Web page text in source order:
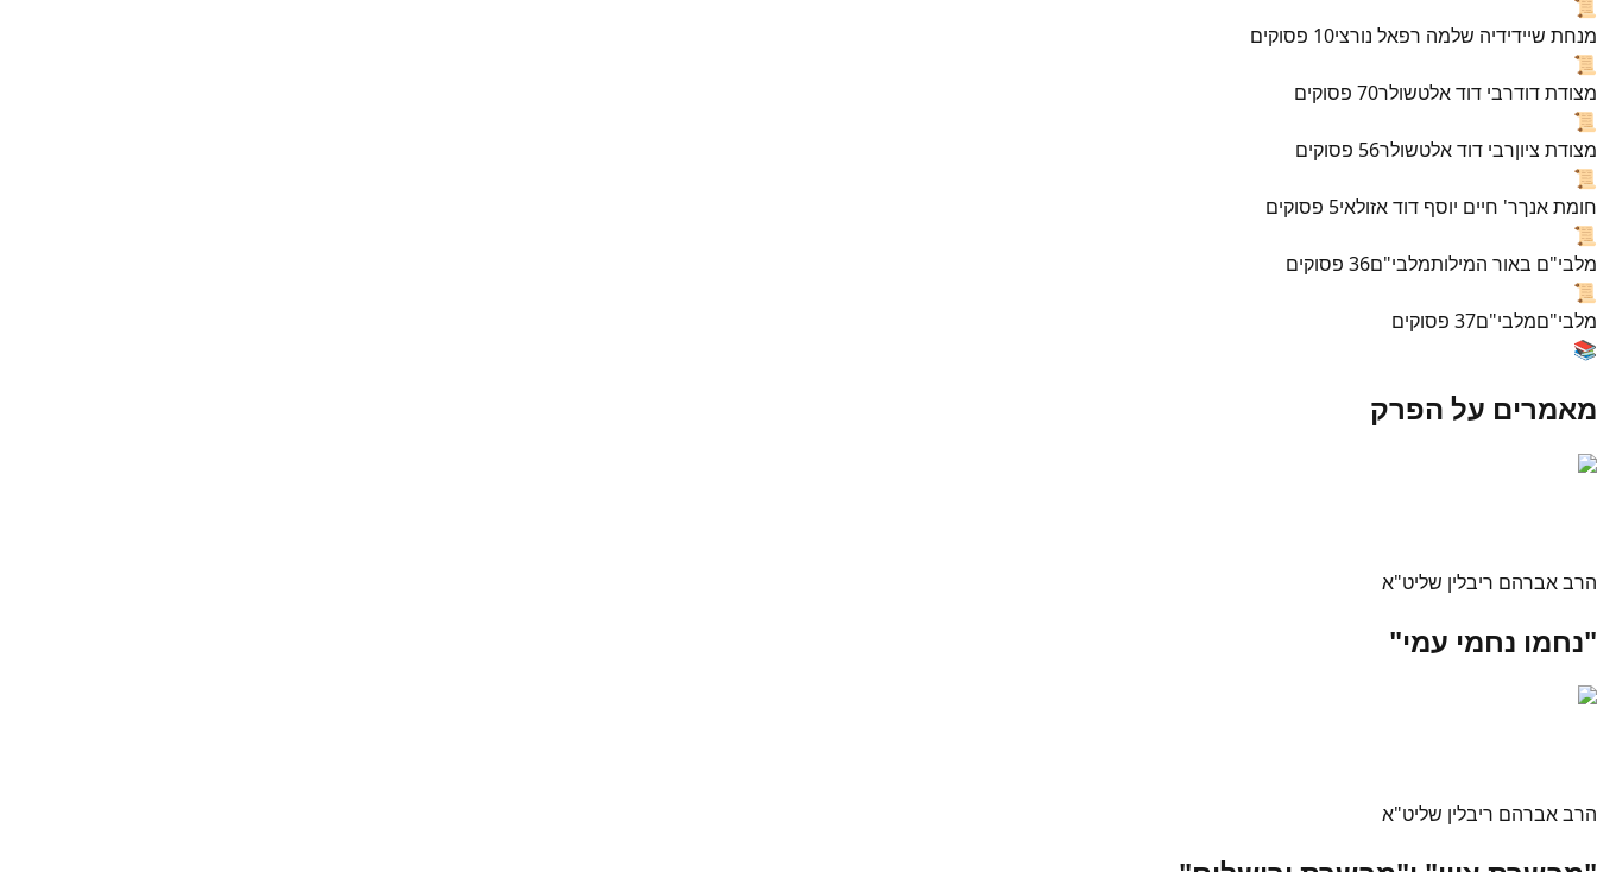
📜
מנחת שיידידיה שלמה רפאל נורצי10 פסוקים
📜
מצודת דודרבי דוד אלטשולר70 פסוקים
📜
מצודת ציוןרבי דוד אלטשולר56 פסוקים
📜
חומת אנךר' חיים יוסף דוד אזולאי5 פסוקים
📜
מלבי"ם באור המילותמלבי"ם36 פסוקים
📜
מלבי"םמלבי"ם37 פסוקים
📚
מאמרים על הפרק
הרב אברהם ריבלין שליט"א
"נחמו נחמי עמי"
הרב אברהם ריבלין שליט"א